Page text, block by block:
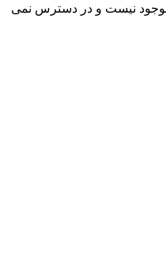
نیست و در دسترس نمی